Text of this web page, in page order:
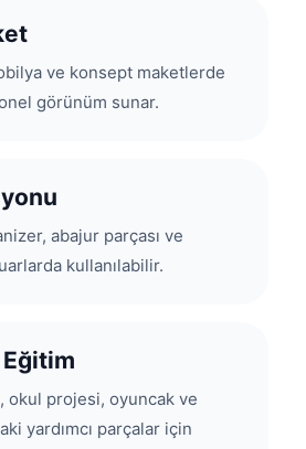
ve konsept maketlerde
görünüm sunar.
abajur parçası ve
kullanılabilir.
okul projesi, oyuncak ve
yardımcı parçalar için